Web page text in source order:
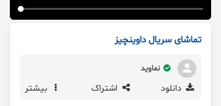
تماشای سریال داوینچیز
نماوید
دانلود اشتراک بیشتر